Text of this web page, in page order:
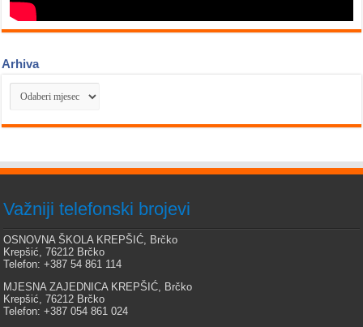
Arhiva
Arhiva
Važniji telefonski brojevi
OSNOVNA ŠKOLA KREPŠIĆ, Brčko
Krepšić, 76212 Brčko
Telefon: +387 54 861 114
MJESNA ZAJEDNICA KREPŠIĆ, Brčko
Krepšić, 76212 Brčko
Telefon: +387 054 861 024